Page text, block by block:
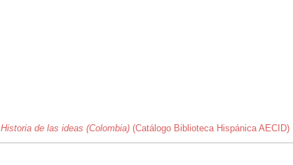
Historia de las ideas (Colombia) (Catálogo Biblioteca Hispánica AECID)